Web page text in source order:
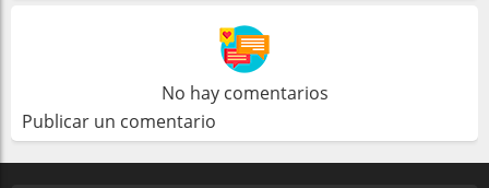
No hay comentarios
Publicar un comentario